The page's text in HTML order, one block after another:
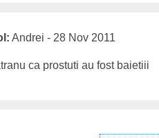
Andrei - 28 Nov 2011
ca prostuti au fost baietiii